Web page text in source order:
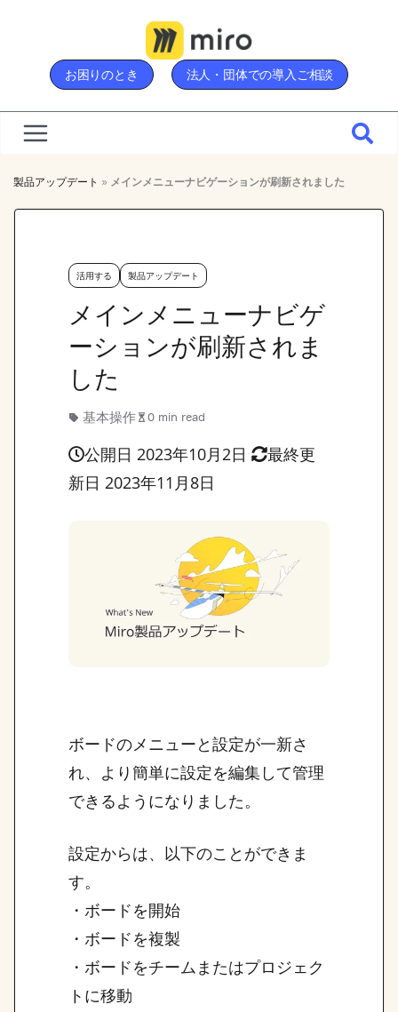
content
お困りのとき 法人・団体での導入ご相談
製品アップデート » メインメニューナビゲーションが刷新されました
活用する 製品アップデート
メインメニューナビゲ
ーションが刷新されま
した
基本操作 0 min read
公開日 2023年10月2日
最終更
新日 2023年11月8日
ボードのメニューと設定が一新さ
れ、より簡単に設定を編集して管理
できるようになりました。
設定からは、以下のことができま
す。
・ボードを開始
・ボードを複製
・ボードをチームまたはプロジェク
トに移動